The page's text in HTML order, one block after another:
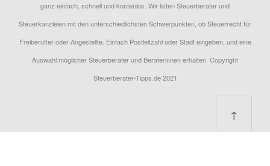
ganz einfach, schnell und kostenlos. Wir listen Steuerberater und
Steuerkanzleien mit den unterschiedlichsten Schwerpunkten, ob Steuerrecht für
Freiberufler oder Angestellte. Einfach Postleitzahl oder Stadt eingeben, und eine
Auswahl möglicher Steuerberater und Beraterinnen erhalten. Copyright
Steuerberater-Tipps.de 2021
↑